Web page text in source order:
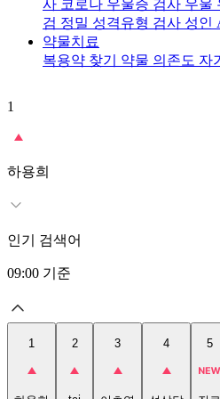
사 코로나 우울증 검사 우울
검 정밀 성격유형 검사 성인
약물치료
복용약 찾기 약물 의존도 자
1
하용희
인기 검색어
09:00 기준
1 2 3 4 5